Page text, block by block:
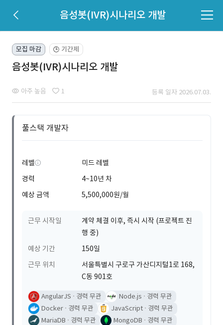
음성봇(IVR)시나리오 개발
모집 마감 🕒 기간제
음성봇(IVR)시나리오 개발
아주 높음 1 등록 일자 2026.07.03.
풀스택 개발자
레벨
미드 레벨
경력
4~10년 차
예상 금액
5,500,000원/월
근무 시작일
계약 체결 이후, 즉시 시작 (프로젝트 진
행 중)
예상 기간
150일
근무 위치
서울특별시 구로구 가산디지털1로 168,
C동 901호
AngularJS 경력 무관 Node.js
경력 무관
Docker
경력 무관 JavaScript
경력 무관
MariaDB
경력 무관 MongoDB
경력 무관